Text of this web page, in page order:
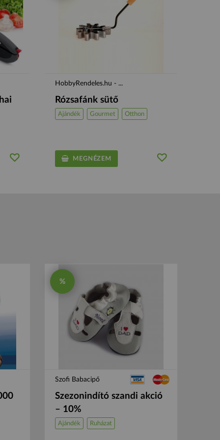
HobbyRendeles.hu - ...
Rózsafánk sütő
Ajándék Gourmet Otthon
MEGNÉZEM
%
Szofi Babacipő
Szezonindító szandi akció
– 10%
Ajándék Ruházat